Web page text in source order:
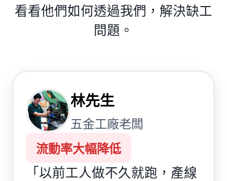
看看他們如何透過我們，解決缺工
問題。
林先生
五金工廠老闆
流動率大幅降低
「以前工人做不久就跑，產線